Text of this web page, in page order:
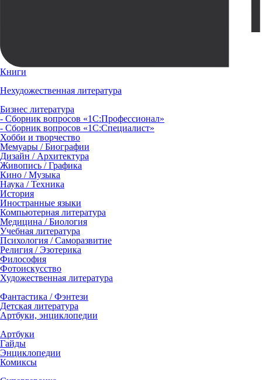
Книги
Нехудожественная литература
Бизнес литература
- Сборник вопросов «1С:Профессионал»
- Сборник вопросов «1С:Специалист»
Хобби и творчество
Мемуары / Биографии
Дизайн / Архитектура
Живопись / Графика
Кино / Музыка
Наука / Техника
История
Иностранные языки
Компьютерная литература
Медицина / Биология
Учебная литература
Психология / Саморазвитие
Религия / Эзотерика
Философия
Фотоискусство
Художественная литература
Фантастика / Фэнтези
Детская литература
Артбуки, энциклопедии
Артбуки
Гайды
Энциклопедии
Комиксы